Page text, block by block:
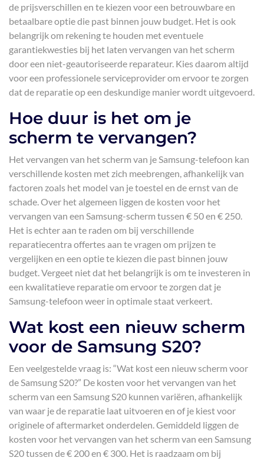
de prijsverschillen en te kiezen voor een betrouwbare en
betaalbare optie die past binnen jouw budget. Het is ook
belangrijk om rekening te houden met eventuele
garantiekwesties bij het laten vervangen van het scherm
door een niet-geautoriseerde reparateur. Kies daarom altijd
voor een professionele serviceprovider om ervoor te zorgen
dat de reparatie op een deskundige manier wordt uitgevoerd.
Hoe duur is het om je
scherm te vervangen?
Het vervangen van het scherm van je Samsung-telefoon kan
verschillende kosten met zich meebrengen, afhankelijk van
factoren zoals het model van je toestel en de ernst van de
schade. Over het algemeen liggen de kosten voor het
vervangen van een Samsung-scherm tussen € 50 en € 250.
Het is echter aan te raden om bij verschillende
reparatiecentra offertes aan te vragen om prijzen te
vergelijken en een optie te kiezen die past binnen jouw
budget. Vergeet niet dat het belangrijk is om te investeren in
een kwalitatieve reparatie om ervoor te zorgen dat je
Samsung-telefoon weer in optimale staat verkeert.
Wat kost een nieuw scherm
voor de Samsung S20?
Een veelgestelde vraag is: “Wat kost een nieuw scherm voor
de Samsung S20?” De kosten voor het vervangen van het
scherm van een Samsung S20 kunnen variëren, afhankelijk
van waar je de reparatie laat uitvoeren en of je kiest voor
originele of aftermarket onderdelen. Gemiddeld liggen de
kosten voor het vervangen van het scherm van een Samsung
S20 tussen de € 200 en € 300. Het is raadzaam om bij